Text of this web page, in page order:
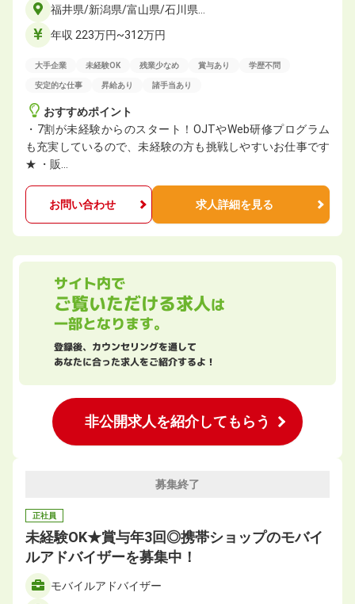
福井県/新潟県/富山県/石川県…
年収 223万円~312万円
大手企業 未経験OK 残業少なめ 賞与あり 学歴不問
安定的な仕事 昇給あり 諸手当あり
おすすめポイント
・7割が未経験からのスタート！OJTやWeb研修プログラム
も充実しているので、未経験の方も挑戦しやすいお仕事です
★ ・販…
お問い合わせ 求人詳細を見る
サイト内で
ご覧いただける求人は
一部となります。
登録後、カウンセリングを通して
あなたに合った求人をご紹介するよ！
非公開求人を紹介してもらう
募集終了
正社員
未経験OK★賞与年3回◎携帯ショップのモバイ
ルアドバイザーを募集中！
モバイルアドバイザー